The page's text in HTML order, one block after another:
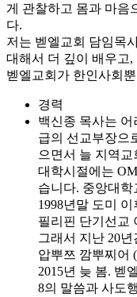
게 관찰하고 몸과 마음
다.
저는 벧엘교회 담임목
대해서 더 깊이 배우고
벧엘교회가 한인사회
경력
백신종 목사는
급의 선교부장으
으면서 늘 지역
대학시절에는
습니다. 중앙대
1998년말 도미
필리핀 단기선교
그래서 지난 20
압뿌쯔 깜뿌찌어
2015년 늦 봄. 벧
8의 말씀과 사도